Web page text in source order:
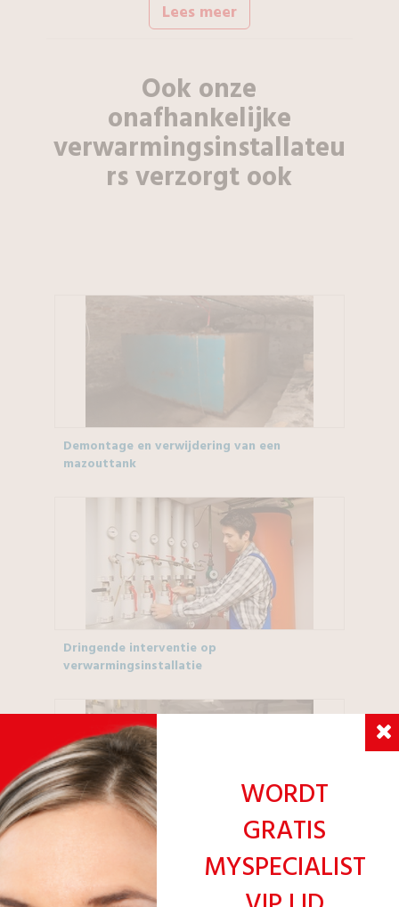
Lees meer
Ook onze
onafhankelijke
verwarmingsinstallateu
rsverzorgt ook
Demontage en verwijdering van een
mazouttank
Dringende interventie op
verwarmingsinstallatie
collectief gebouw installeren
WORDT
GRATIS
MYSPECIALIST